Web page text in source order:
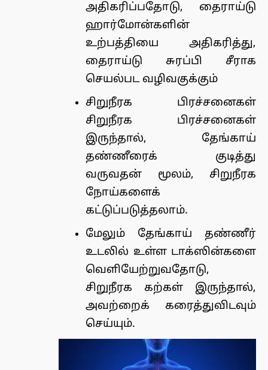
அதிகரிப்பதோடு, தைராய்டு
ஹார்மோன்களின்
உற்பத்தியை அதிகரித்து,
தைராய்டு சுரப்பி சீராக
செயல்பட வழிவகுக்கும்
சிறுநீரக பிரச்சனைகள்
சிறுநீரக பிரச்சனைகள்
இருந்தால், தேங்காய்
தண்ணீரைக் குடித்து
வருவதன் மூலம், சிறுநீரக
நோய்களைக்
கட்டுப்படுத்தலாம்.
மேலும் தேங்காய் தண்ணீர்
உடலில் உள்ள டாக்ஸின்களை
வெளியேற்றுவதோடு,
சிறுநீரக கற்கள் இருந்தால்,
அவற்றைக் கரைத்துவிடவும்
செய்யும்.